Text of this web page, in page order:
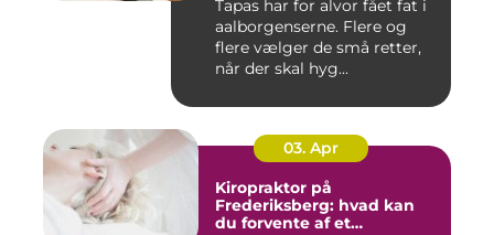
Tapas har for alvor fået fat i
aalborgenserne. Flere og
flere vælger de små retter,
når der skal hyg...
03. Apr
Kiropraktor på
Frederiksberg: hvad kan
du forvente af et